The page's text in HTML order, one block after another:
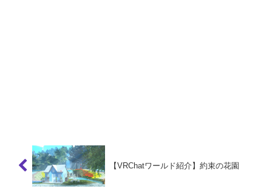
【VRChatワールド紹介】約束の花園